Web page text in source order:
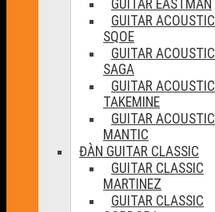
GUITAR EASTMAN
GUITAR ACOUSTIC
SQOE
GUITAR ACOUSTIC
SAGA
GUITAR ACOUSTIC
TAKEMINE
GUITAR ACOUSTIC
MANTIC
ĐÀN GUITAR CLASSIC
GUITAR CLASSIC
MARTINEZ
GUITAR CLASSIC